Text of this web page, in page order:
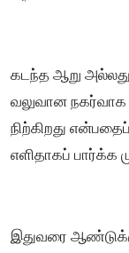
கடந்த ஆறு அல்லது
வலுவான நகர்வாக
நிற்கிறது
எளிதாகப் பார்க்க
இதுவரை